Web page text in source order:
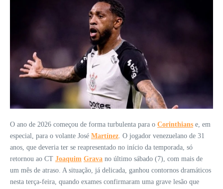
O ano de 2026 começou de forma turbulenta para o Corinthians e, em
especial, para o volante José Martínez. O jogador venezuelano de 31
anos, que deveria ter se reapresentado no início da temporada, só
retornou ao CT Joaquim Grava no último sábado (7), com mais de
um mês de atraso. A situação, já delicada, ganhou contornos dramáticos
nesta terça-feira, quando exames confirmaram uma grave lesão que